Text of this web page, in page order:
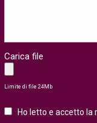
Carica file
Limite di file 24Mb
Ho letto e accetto